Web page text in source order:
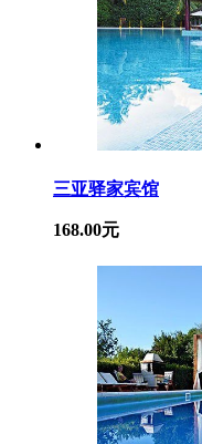
三亚驿家宾馆
168.00元